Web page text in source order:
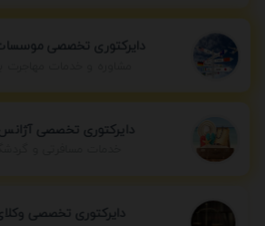
دایرکتوری تخصصی موسسات
مشاوره و خدمات مهاجرت
دایرکتوری تخصصی
دایرکتوری تخصصی